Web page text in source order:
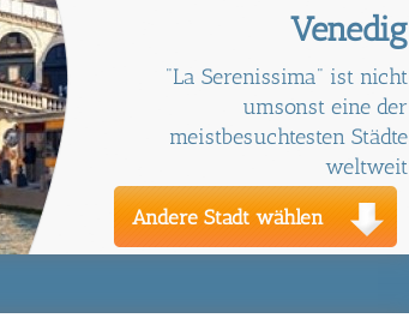
Venedig
"La Serenissima" ist nicht
umsonst eine der
meistbesuchtesten Städte
weltweit
Andere Stadt wählen